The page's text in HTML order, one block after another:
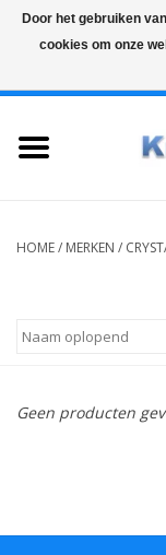
Cadeaus
Bar & Wijn
HOME/ MERKEN /
Geen producten
Door het gebruiken
cookies om onze